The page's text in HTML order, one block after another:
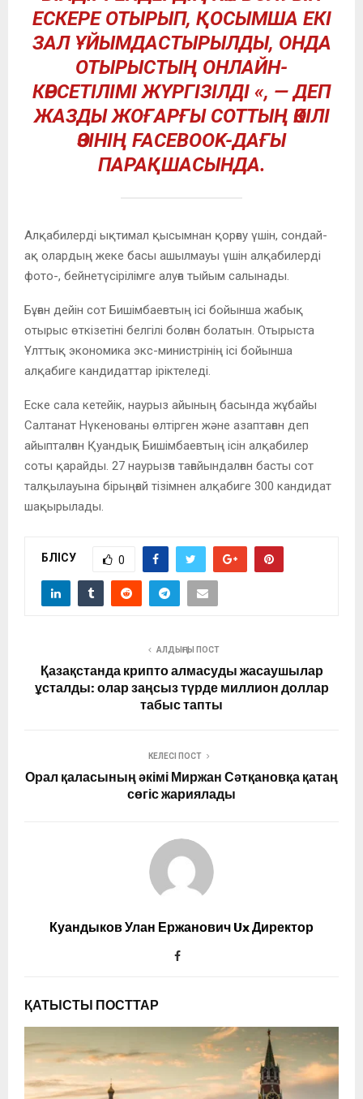
ЕСКЕРЕ ОТЫРЫП, ҚОСЫМША ЕКІ
ЗАЛ ҰЙЫМДАСТЫРЫЛДЫ, ОНДА
ОТЫРЫСТЫҢ ОНЛАЙН-
КӨРСЕТІЛІМІ ЖҮРГІЗІЛДІ «, — ДЕП
ЖАЗДЫ ЖОҒАРҒЫ СОТТЫҢ ӨКІЛІ
ӨЗІНІҢ FACEBOOK-ДАҒЫ
ПАРАҚШАСЫНДА.
Алқабилерді ықтимал қысымнан қорғау үшін, сондай-
ақ олардың жеке басы ашылмауы үшін алқабилерді
фото-, бейнетүсірілімге алуға тыйым салынады.
Бұған дейін сот Бишімбаевтың ісі бойынша жабық
отырыс өткізетіні белгілі болған болатын. Отырыста
Ұлттық экономика экс-министрінің ісі бойынша
алқабиге кандидаттар іріктеледі.
Еске сала кетейік, наурыз айының басында жұбайы
Салтанат Нүкенованы өлтірген және азаптаған деп
айыпталған Қуандық Бишімбаевтың ісін алқабилер
соты қарайды. 27 наурызға тағайындалған басты сот
талқылауына бірыңғай тізімнен алқабиге 300 кандидат
шақырылады.
БӨЛІСУ 0
АЛДЫҢҒЫ ПОСТ
Қазақстанда крипто алмасуды жасаушылар
ұсталды: олар заңсыз түрде миллион доллар
табыс тапты
КЕЛЕСІ ПОСТ
Орал қаласының әкімі Миржан Сәтқановқа қатаң
сөгіс жариялады
Куандыков Улан Ержанович Ux Директор
ҚАТЫСТЫ ПОСТТАР